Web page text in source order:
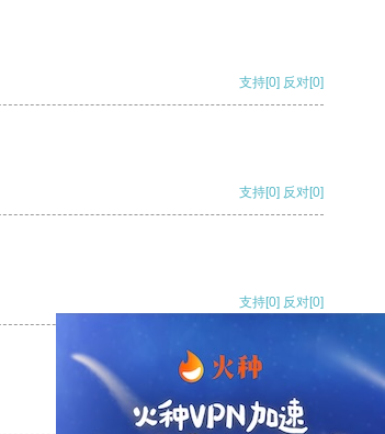
支持[0] 反对[0]
支持[0] 反对[0]
支持[0] 反对[0]
支持[0] 反对